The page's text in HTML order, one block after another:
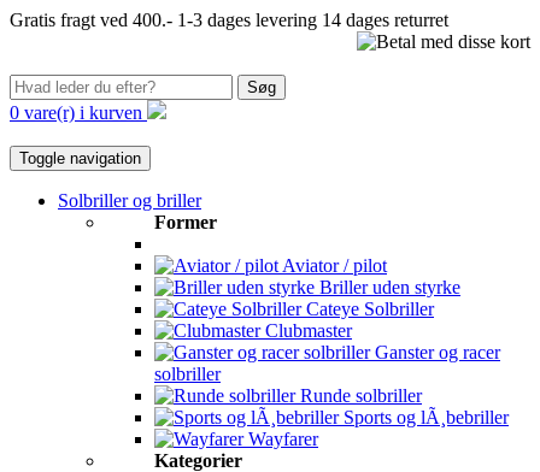
Gratis fragt ved 400.- 1-3 dages levering 14 dages returret
Søg
0 vare(r) i kurven
Toggle navigation
Solbriller og briller
Former
Aviator / pilot
Briller uden styrke
Cateye Solbriller
Clubmaster
Ganster og racer
solbriller
Runde solbriller
Sports og lÃ¸bebriller
Wayfarer
Kategorier